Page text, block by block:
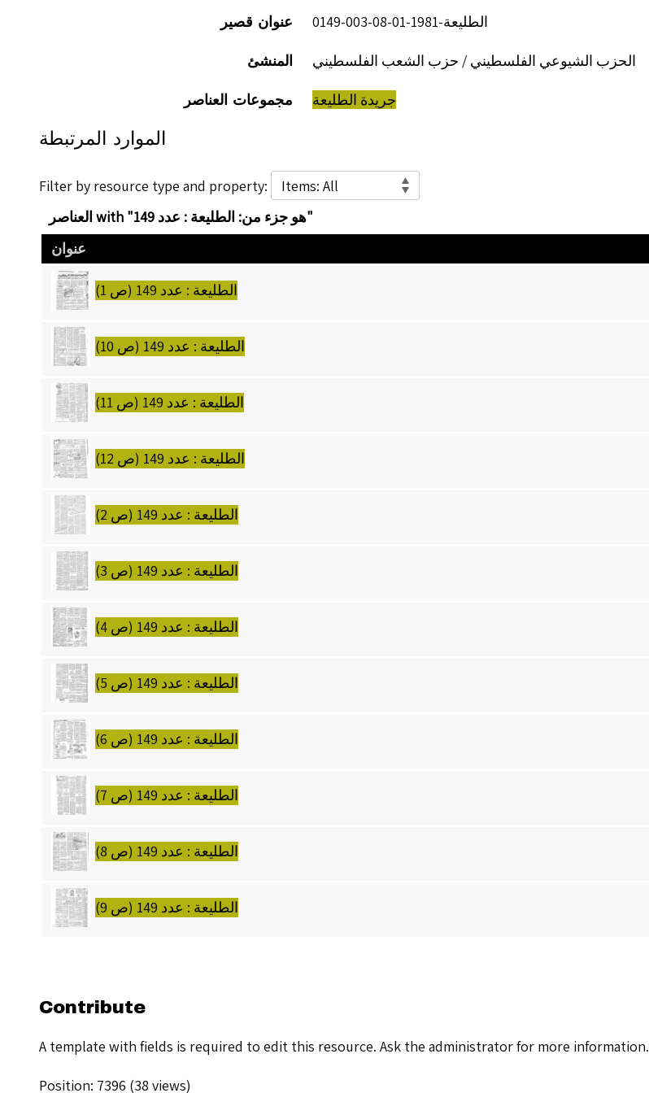
عنوان قصير الطليعة-1981-01-08-003-0149
المنشئ الحزب الشيوعي الفلسطيني / حزب الشعب الفلسطيني
مجموعات العناصر جريدة الطليعة
الموارد المرتبطة
Filter by resource type and property:
العناصر with "هو جزء من: الطليعة : عدد 149"
عنوان
الطليعة : عدد 149 (ص 1)
الطليعة : عدد 149 (ص 10)
الطليعة : عدد 149 (ص 11)
الطليعة : عدد 149 (ص 12)
الطليعة : عدد 149 (ص 2)
الطليعة : عدد 149 (ص 3)
الطليعة : عدد 149 (ص 4)
الطليعة : عدد 149 (ص 5)
الطليعة : عدد 149 (ص 6)
الطليعة : عدد 149 (ص 7)
الطليعة : عدد 149 (ص 8)
الطليعة : عدد 149 (ص 9)
Contribute
A template with fields is required to edit this resource. Ask the administrator for more information.
Position: 7396 (38 views)